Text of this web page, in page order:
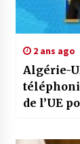
2 ans ago
Algérie-
de l’UE